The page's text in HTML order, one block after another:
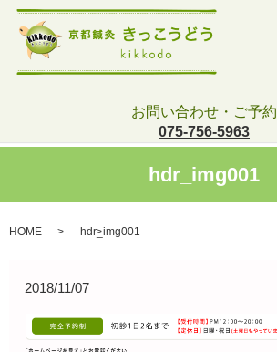
お問い合わせ・ご予約
075-756-5963
hdr_img001
HOME hdr_img001
2018/11/07